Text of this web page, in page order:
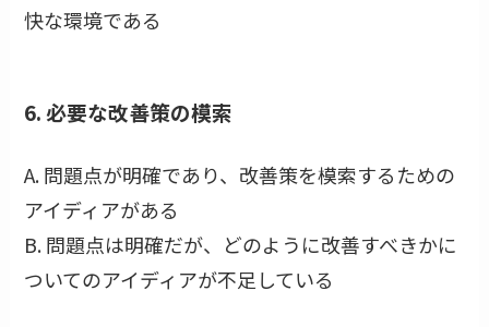
快な環境である
6. 必要な改善策の模索
A. 問題点が明確であり、改善策を模索するための
アイディアがある
B. 問題点は明確だが、どのように改善すべきかに
ついてのアイディアが不足している